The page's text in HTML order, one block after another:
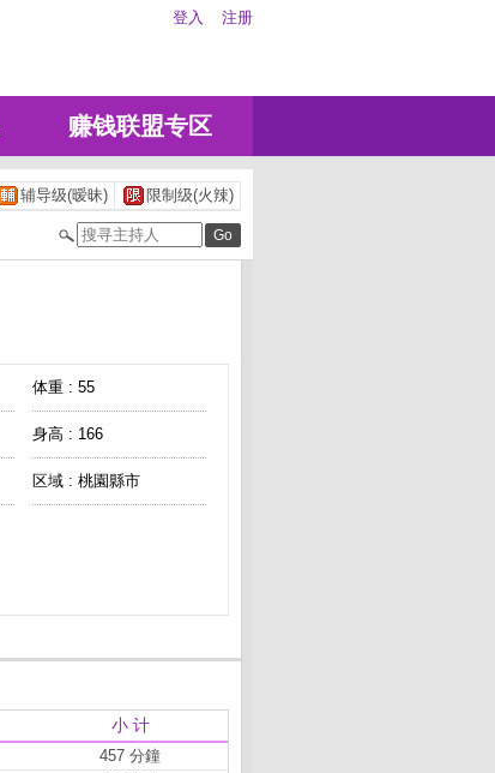
登入 注册
赚钱联盟专区
辅导级(暧昧) 限制级(火辣)
体重 : 55
身高 : 166
区域 : 桃園縣市
小 计
457 分鐘